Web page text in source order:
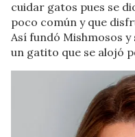
cuidar gatos pues se
poco común y que
Así fundó Mishmosos
un gatito que se alojó